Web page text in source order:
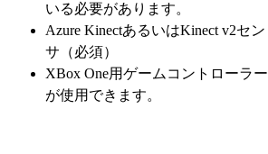
いる必要があります。
Azure KinectあるいはKinect v2セン
サ（必須）
XBox One用ゲームコントローラー
が使用できます。